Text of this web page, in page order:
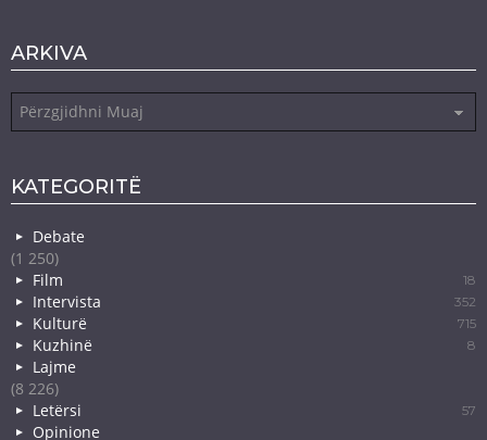
ARKIVA
KATEGORITË
Debate
(1 250)
Film
18
Intervista 352
Kulturë 715
Kuzhinë 8
Lajme
(8 226)
Letërsi
57
Opinione